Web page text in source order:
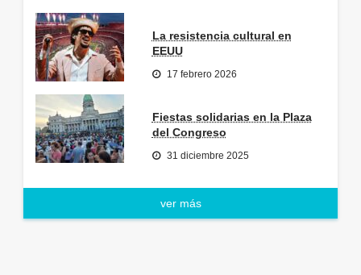
La resistencia cultural en
EEUU
17 febrero 2026
Fiestas solidarias en la Plaza
del Congreso
31 diciembre 2025
ver más